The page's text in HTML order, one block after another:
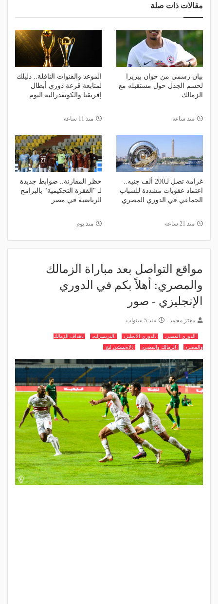
مقالات ذات صلة
بيان رسمي من خوان بيزيرا
لحسم الجدل حول مستقبله مع
الزمالك
منذ ساعة
الموعد والقنوات الناقلة.. دليلك
لمتابعة قرعة دوري أبطال
إفريقيا والكونفدرالية اليوم
منذ 11 ساعة
غرامة تصل لـ200 ألف جنيه..
اعتماد عقوبات مشددة للسباب
الجماعي في الدوري المصري
منذ 21 ساعة
حظر المقارنة.. ضوابط جديدة
لـ "الفقرة التحكيمية" بالبرامج
الرياضية في مصر
منذ يوم
مواقع التواصل بعد مباراة الزمالك
والمصري: أهلاً بكم في الدوري
الإنجليزي - صور
معتز محمد منذ 5 سنوات
الدوري المصري الدوري الانجليزي البريميرليج
اهداف الزمالك
والمصري
الزمالك والمصري الايجيبشن ليج